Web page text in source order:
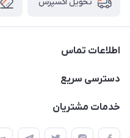
تحویل اکسپرس
اطلاعات تماس
04432336021
دسترسی سریع
حساب کاربری
خدمات مشتریان
قوانین و مقررات